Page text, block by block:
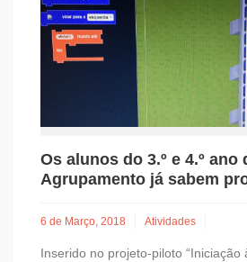
Os alunos do 3.º e 4.º ano
Agrupamento já sabem
6 de Março, 2018 Atividades
Inserido no projeto-piloto “Iniciação